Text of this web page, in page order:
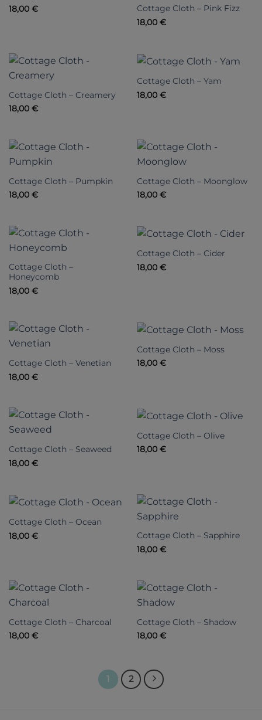
18,00 €
Cottage Cloth – Pink Fizz
18,00 €
Cottage Cloth – Creamery
18,00 €
Cottage Cloth – Yam
18,00 €
Cottage Cloth – Pumpkin
18,00 €
Cottage Cloth – Moonglow
18,00 €
Cottage Cloth –
Honeycomb
18,00 €
Cottage Cloth – Cider
18,00 €
Cottage Cloth – Venetian
18,00 €
Cottage Cloth – Moss
18,00 €
Cottage Cloth – Seaweed
18,00 €
Cottage Cloth – Olive
18,00 €
Cottage Cloth – Ocean
18,00 €
Cottage Cloth – Sapphire
18,00 €
Cottage Cloth – Charcoal
18,00 €
Cottage Cloth – Shadow
18,00 €
1 2